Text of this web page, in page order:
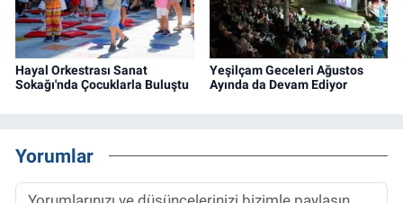
Hayal Orkestrası Sanat
Sokağı'nda Çocuklarla Buluştu
Yeşilçam Geceleri Ağustos
Ayında da Devam Ediyor
Yorumlar